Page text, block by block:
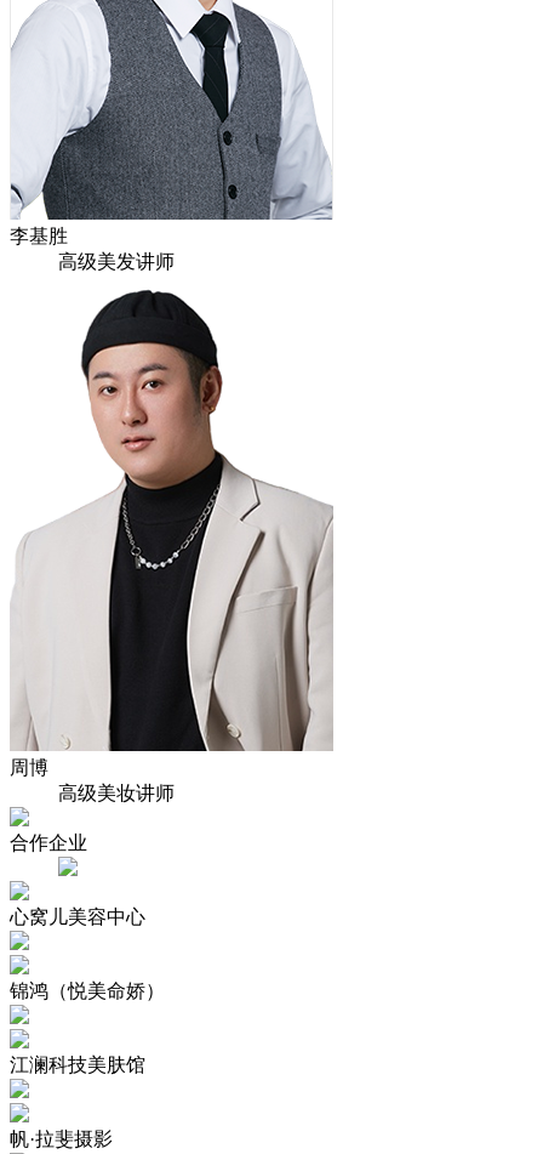
李基胜
高级美发讲师
周博
高级美妆讲师
合作企业
心窝儿美容中心
锦鸿（悦美命娇）
江澜科技美肤馆
帆·拉斐摄影